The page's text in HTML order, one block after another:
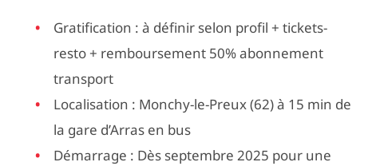
Gratification : à définir selon profil + tickets-
resto + remboursement 50% abonnement
transport
Localisation : Monchy-le-Preux (62) à 15 min de
la gare d’Arras en bus
Démarrage : Dès septembre 2025 pour une